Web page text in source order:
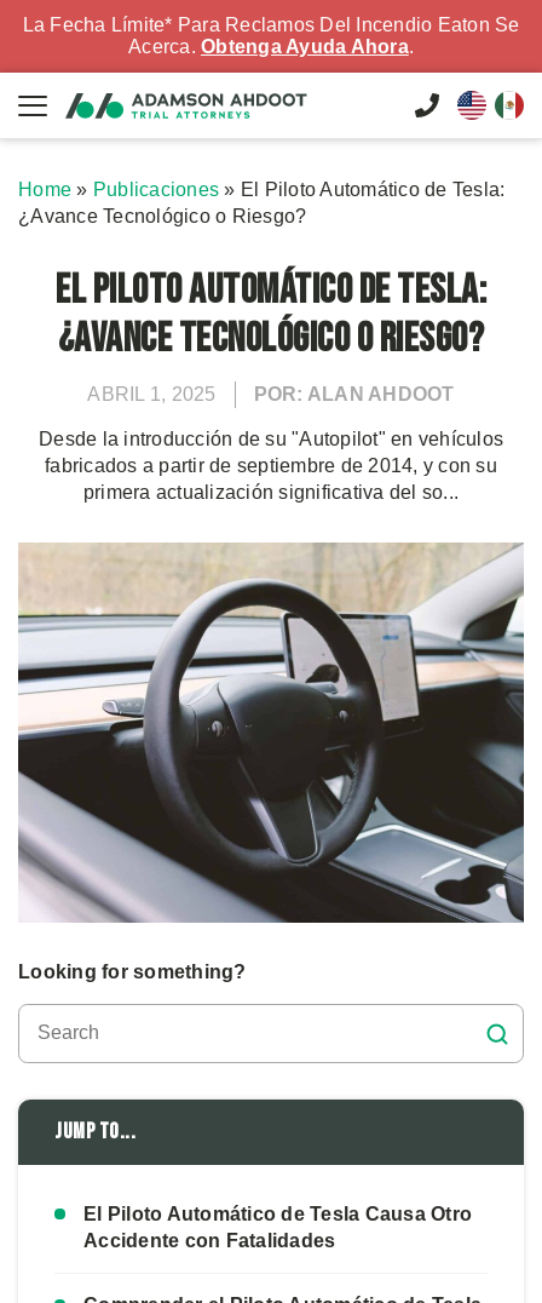
La Fecha Límite* Para Reclamos Del Incendio Eaton Se
Acerca. Obtenga Ayuda Ahora.
Home » Publicaciones » El Piloto Automático de Tesla:
¿Avance Tecnológico o Riesgo?
El Piloto Automático de Tesla:
¿Avance Tecnológico o Riesgo?
ABRIL 1, 2025 POR: ALAN AHDOOT
Desde la introducción de su "Autopilot" en vehículos
fabricados a partir de septiembre de 2014, y con su
primera actualización significativa del so...
Looking for something?
Jump to...
El Piloto Automático de Tesla Causa Otro
Accidente con Fatalidades